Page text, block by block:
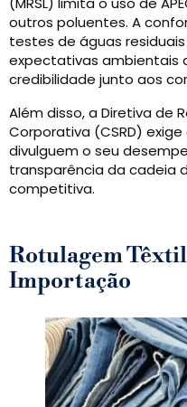
outros poluentes. A
testes de águas
expectativas ambientais
credibilidade junto aos
Além disso, a Diretiva de
Corporativa (CSRD)
divulguem o seu
transparência da cadeia
competitiva.
Rotulagem
Importação